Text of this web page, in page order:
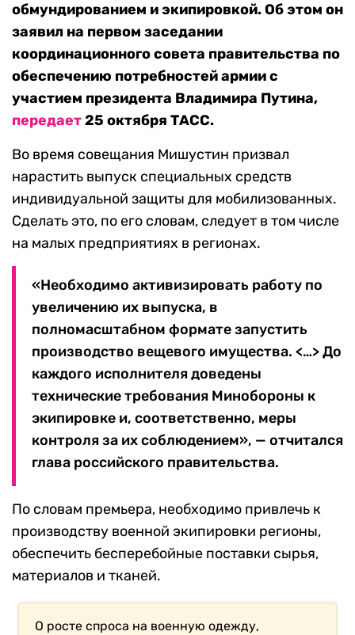
обмундированием и экипировкой. Об этом он
заявил на первом заседании
координационного совета правительства по
обеспечению потребностей армии с
участием президента Владимира Путина,
передает25 октября ТАСС.
Во время совещания Мишустин призвал
нарастить выпуск специальных средств
индивидуальной защиты для мобилизованных.
Сделать это, по его словам, следует в том числе
на малых предприятиях в регионах.
«Необходимо активизировать работу по
увеличению их выпуска, в
полномасштабном формате запустить
производство вещевого имущества. <…> До
каждого исполнителя доведены
технические требования Минобороны к
экипировке и, соответственно, меры
контроля за их соблюдением», — отчитался
глава российского правительства.
По словам премьера, необходимо привлечь к
производству военной экипировки регионы,
обеспечить бесперебойные поставки сырья,
материалов и тканей.
О росте спроса на военную одежду,